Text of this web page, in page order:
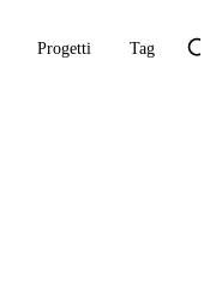
Progetti Tag